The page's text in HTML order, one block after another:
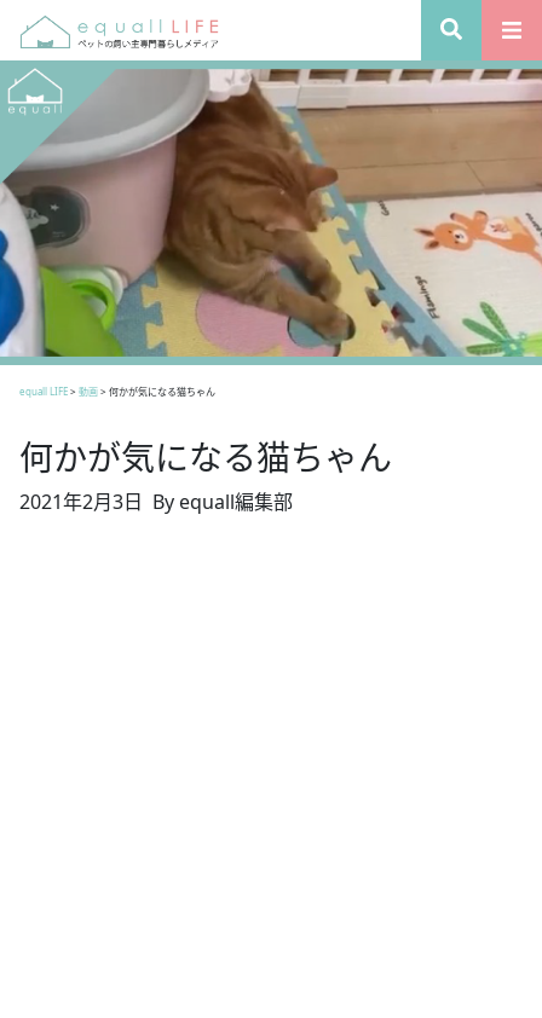
equall LIFE> 動画> 何かが気になる猫ちゃん
何かが気になる猫ちゃん
2021年2月3日 By equall編集部